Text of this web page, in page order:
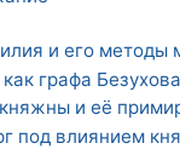
и его методы
графа Безухова
и её
под влиянием